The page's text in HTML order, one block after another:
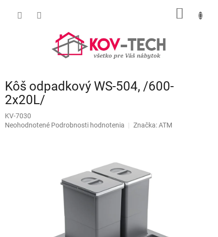
Kôš odpadkový WS-504, /600-
2x20L/
KV-7030
Priemerné
Neohodnotené Podrobnosti hodnotenia Značka:ATM